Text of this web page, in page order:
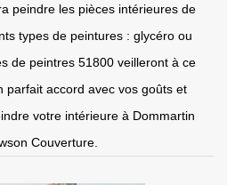
peindre les pièces intérieures de
types de peintures : glycéro ou
de peintres 51800 veilleront à ce
parfait accord avec vos goûts et
votre intérieure à Dommartin
Couverture.